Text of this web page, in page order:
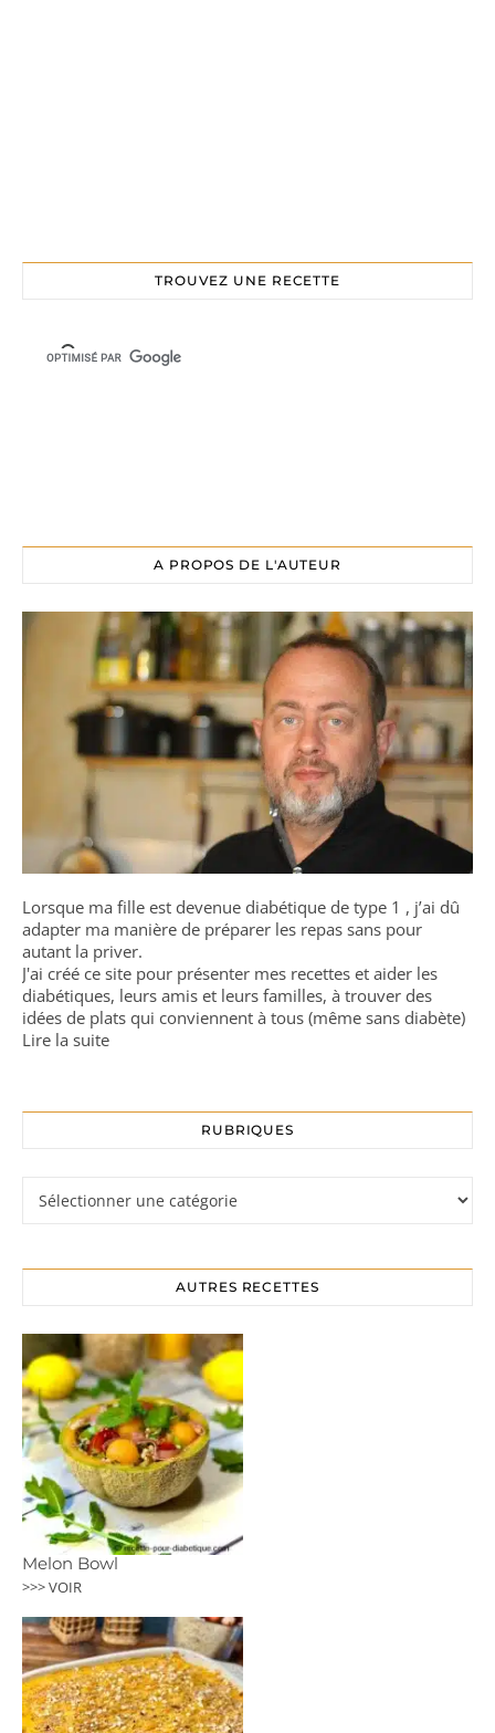
TROUVEZ UNE RECETTE
A PROPOS DE L'AUTEUR
Lorsque ma fille est devenue diabétique de type 1 , j’ai dû
adapter ma manière de préparer les repas sans pour
autant la priver.
J'ai créé ce site pour présenter mes recettes et aider les
diabétiques, leurs amis et leurs familles, à trouver des
idées de plats qui conviennent à tous (même sans diabète)
Lire la suite
RUBRIQUES
AUTRES RECETTES
Melon Bowl
>>> VOIR